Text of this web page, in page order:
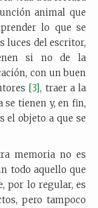
animal que
lo que se
luces del escritor,
si no de la
con un buen
[3], traer a la
tienen y, en fin,
el objeto a que se
memoria no es
todo aquello que
por lo regular, es
pero tampoco